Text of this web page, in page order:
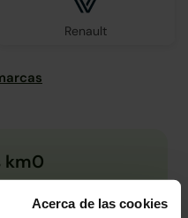
Acerca de las cookies
Renault
km0